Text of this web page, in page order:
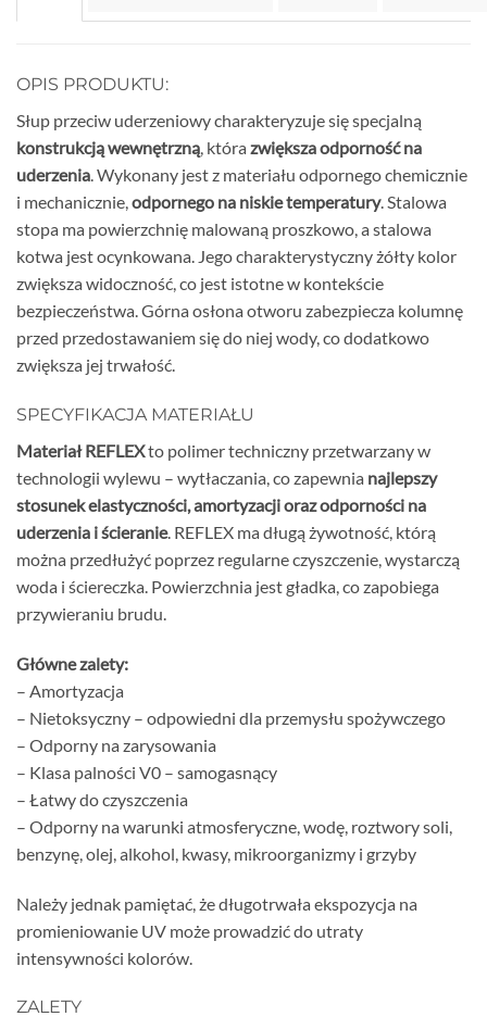
OPIS PRODUKTU:
Słup przeciw uderzeniowy charakteryzuje się specjalną
konstrukcją wewnętrzną, która zwiększa odporność na
uderzenia. Wykonany jest z materiału odpornego chemicznie
i mechanicznie,odpornego na niskie temperatury. Stalowa
stopa ma powierzchnię malowaną proszkowo, a stalowa
kotwa jest ocynkowana. Jego charakterystyczny żółty kolor
zwiększa widoczność, co jest istotne w kontekście
bezpieczeństwa. Górna osłona otworu zabezpiecza kolumnę
przed przedostawaniem się do niej wody, co dodatkowo
zwiększa jej trwałość.
SPECYFIKACJA MATERIAŁU
Materiał REFLEXto polimer techniczny przetwarzany w
technologii wylewu – wytłaczania, co zapewnia najlepszy
stosunek elastyczności, amortyzacji oraz odporności na
uderzenia i ścieranie. REFLEX ma długą żywotność, którą
można przedłużyć poprzez regularne czyszczenie, wystarczą
woda i ściereczka. Powierzchnia jest gładka, co zapobiega
przywieraniu brudu.
Główne zalety:
– Amortyzacja
– Nietoksyczny – odpowiedni dla przemysłu spożywczego
– Odporny na zarysowania
– Klasa palności V0 – samogasnący
– Łatwy do czyszczenia
– Odporny na warunki atmosferyczne, wodę, roztwory soli,
benzynę, olej, alkohol, kwasy, mikroorganizmy i grzyby
Należy jednak pamiętać, że długotrwała ekspozycja na
promieniowanie UV może prowadzić do utraty
intensywności kolorów.
ZALETY